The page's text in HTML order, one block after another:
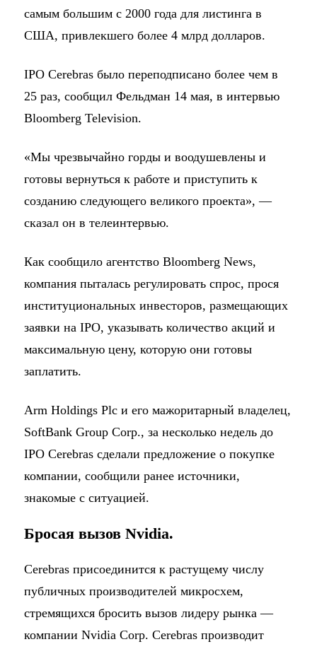
самым большим с 2000 года для листинга в
США, привлекшего более 4 млрд долларов.
IPO Cerebras было переподписано более чем в
25 раз, сообщил Фельдман 14 мая, в интервью
Bloomberg Television.
«Мы чрезвычайно горды и воодушевлены и
готовы вернуться к работе и приступить к
созданию следующего великого проекта», —
сказал он в телеинтервью.
Как сообщило агентство Bloomberg News,
компания пыталась регулировать спрос, прося
институциональных инвесторов, размещающих
заявки на IPO, указывать количество акций и
максимальную цену, которую они готовы
заплатить.
Arm Holdings Plc и его мажоритарный владелец,
SoftBank Group Corp., за несколько недель до
IPO Cerebras сделали предложение о покупке
компании, сообщили ранее источники,
знакомые с ситуацией.
Бросая вызов Nvidia.
Cerebras присоединится к растущему числу
публичных производителей микросхем,
стремящихся бросить вызов лидеру рынка —
компании Nvidia Corp. Cerebras производит